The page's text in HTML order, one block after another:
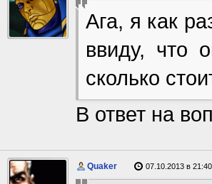
Ага, я как
ввиду, что
сколько
В ответ на
Quaker 07.10.2013 в